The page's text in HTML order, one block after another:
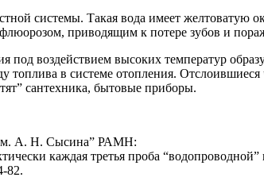
системы. Такая вода имеет
приводящим к потере зубов и
под воздействием высоких температур
в системе отопления.
сантехника, бытовые приборы.
А. Н. Сысина” РАМН:
каждая третья проба
82.